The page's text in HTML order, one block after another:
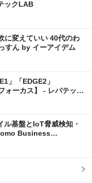
ックLAB
に変えていい 40代のわ
すん by イーアイデム
」「EDGE2」
ォーカス】 - レバテック
基盤とIoT脅威検知・
Business